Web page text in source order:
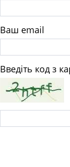
Ваш email
Введіть код з